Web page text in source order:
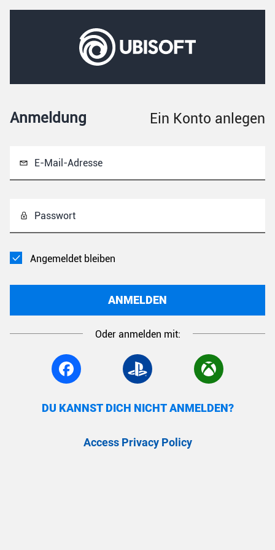
Anmeldung Ein Konto anlegen
E-Mail-Adresse
Passwort
Angemeldet bleiben
ANMELDEN
Oder anmelden mit:
DU KANNST DICH NICHT ANMELDEN?
Access Privacy Policy